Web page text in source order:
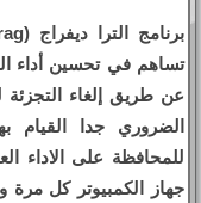
تساهم في تحسين أداء
عن طريق إلغاء
الضروري جدا القيام
للمحافظة على الاداء
جهاز الكمبيوتر كل